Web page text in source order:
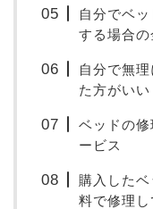
自分でベ
する場合の
自分で無
た方がいい
ベッドの
ービス
購入した
料で修理し